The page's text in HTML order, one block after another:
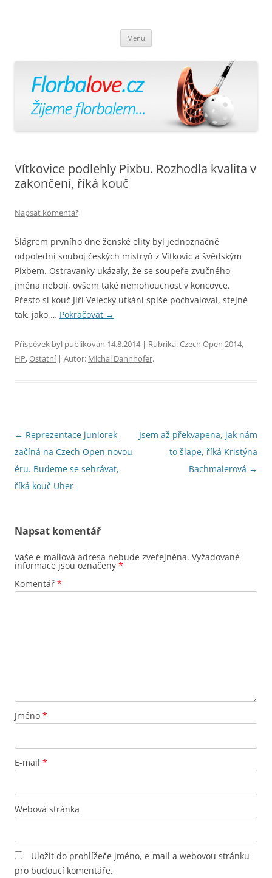
Menu
webu
Vítkovice podlehly Pixbu. Rozhodla kvalita v
zakončení, říká kouč
Napsat komentář
Šlágrem prvního dne ženské elity byl jednoznačně
odpolední souboj českých mistryň z Vítkovic a švédským
Pixbem. Ostravanky ukázaly, že se soupeře zvučného
jména nebojí, ovšem také nemohoucnost v koncovce.
Přesto si kouč Jiří Velecký utkání spíše pochvaloval, stejně
tak, jako … Pokračovat →
Příspěvek byl publikován 14.8.2014| Rubrika:Czech Open 2014,
HP,Ostatní| Autor: Michal Dannhofer.
Navigace
pro
příspěvky
← Reprezentace juniorek
začíná na Czech Open novou
éru. Budeme se sehrávat,
říká kouč Uher
Jsem až překvapena, jak nám
to šlape, říká Kristýna
Bachmaierová →
Napsat komentář
Vaše e-mailová adresa nebude zveřejněna. Vyžadované
informace jsou označeny *
Komentář *
Jméno *
E-mail *
Webová stránka
Uložit do prohlížeče jméno, e-mail a webovou stránku
pro budoucí komentáře.